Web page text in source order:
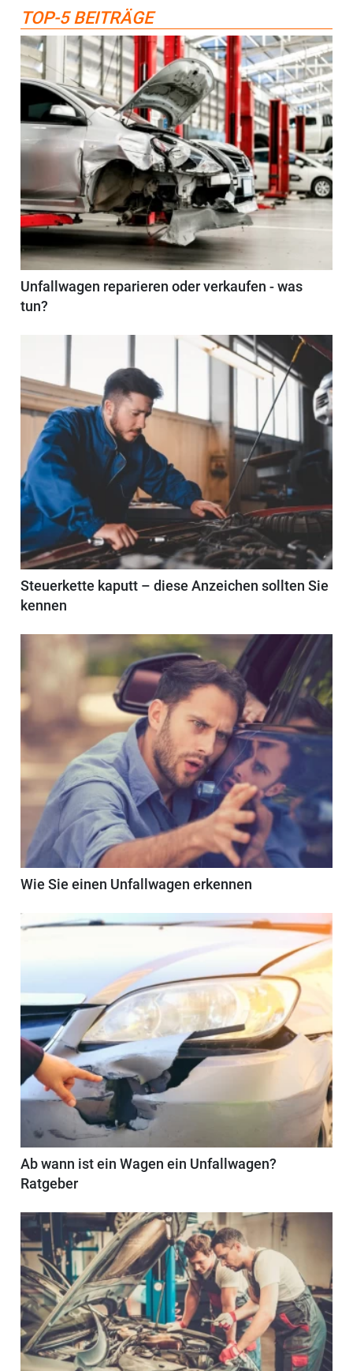
TOP-5 BEITRÄGE
Unfallwagen reparieren oder verkaufen - was
tun?
Steuerkette kaputt – diese Anzeichen sollten Sie
kennen
Wie Sie einen Unfallwagen erkennen
Ab wann ist ein Wagen ein Unfallwagen?
Ratgeber